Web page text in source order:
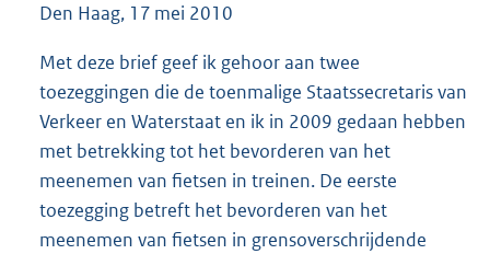
Den Haag, 17 mei 2010
Met deze brief geef ik gehoor aan twee
toezeggingen die de toenmalige Staatssecretaris van
Verkeer en Waterstaat en ik in 2009 gedaan hebben
met betrekking tot het bevorderen van het
meenemen van fietsen in treinen. De eerste
toezegging betreft het bevorderen van het
meenemen van fietsen in grensoverschrijdende